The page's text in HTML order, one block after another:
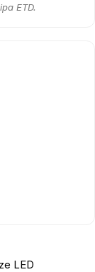
ETD.
LED